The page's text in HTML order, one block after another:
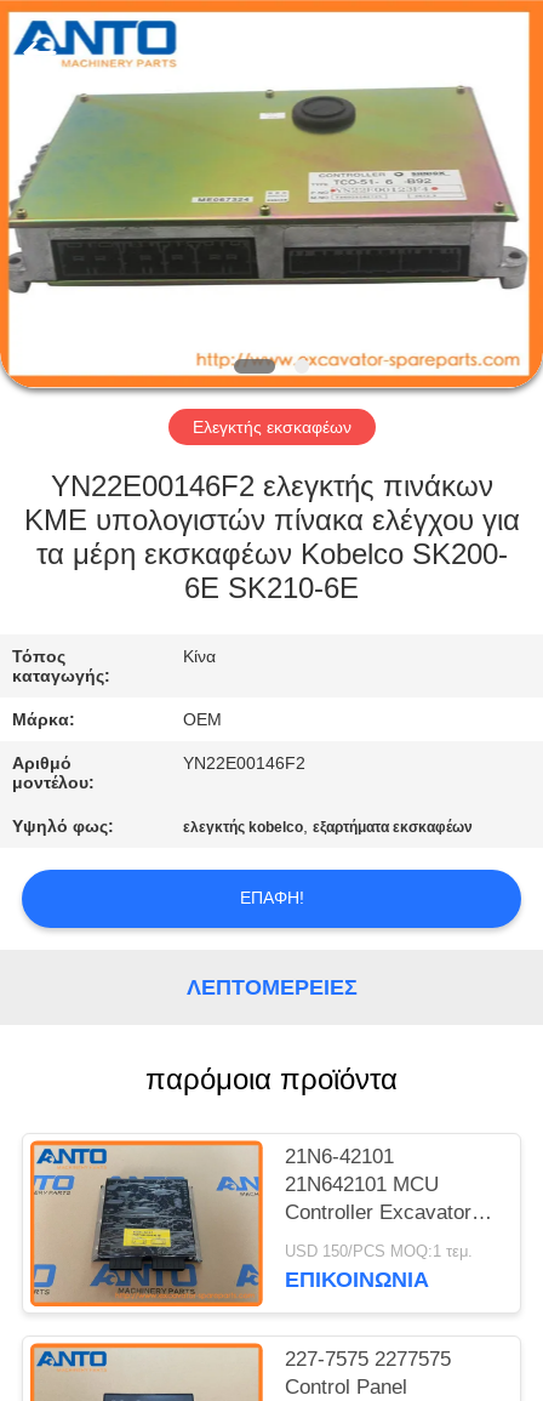
ΣΠΊΤΙ
ΠΡΟΪΌΝΤΑ
ΠΕΡΊΠΟΥ
ΓΎΡΟΣ
ΕΡΓΟΣΤΑΣΊΩΝ
ΠΟΙΟΤΙΚΌΣ
ΈΛΕΓΧΟΣ
SITEMAP
ΠΟΛΙΤΙΚΉ
ΑΠΟΡΡΉΤΟΥ
Anto
Machinery
Parts
Co.,Ltd..
Ελεγκτής εκσκαφέων
YN22E00146F2 ελεγκτής πινάκων
ΚΜΕ υπολογιστών πίνακα ελέγχου για
τα μέρη εκσκαφέων Kobelco SK200-
6E SK210-6E
Τόπος
καταγωγής:
Κίνα
Μάρκα: OEM
Αριθμό
μοντέλου:
YN22E00146F2
Υψηλό φως: ελεγκτής kobelco,εξαρτήματα εκσκαφέων
ΕΠΑΦΉ!
ΛΕΠΤΟΜΈΡΕΙΕΣ
παρόμοια προϊόντα
21N6-42101
21N642101 MCU
Controller Excavator
Controller Fitting For
HYUNDAI R210LC7
USD 150/PCS MOQ:1 τεμ.
ΕΠΙΚΟΙΝΩΝΙΑ
227-7575 2277575
Control Panel